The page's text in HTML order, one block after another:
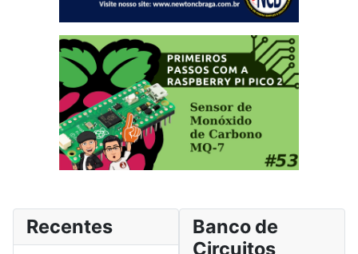
Recentes
Banco de
Circuitos